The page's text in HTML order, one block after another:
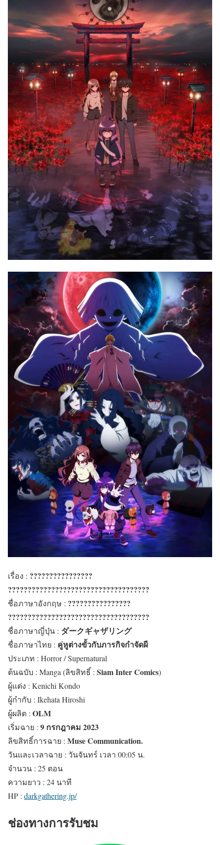
เรื่อง : ????????????????
????????????????????????????????????
ชื่อภาษาอังกฤษ : ????????????????
????????????????????????????????????
ชื่อภาษาญี่ปุ่น : ダークギャザリング
ชื่อภาษาไทย : คู่หูต่างขั้วกับภารกิจกำจัดผี
ประเภท : Horror / Supernatural
ต้นฉบับ : Manga (ลิขสิทธิ์ : Siam Inter Comics)
ผู้แต่ง : Kenichi Kondo
ผู้กำกับ : Ikehata Hiroshi
ผู้ผลิต : OLM
เริ่มฉาย : 9 กรกฎาคม 2023
ลิขสิทธิ์การฉาย : Muse Communication.
วันและเวลาฉาย : วันจันทร์ เวลา 00:05 น.
จำนวน : 25 ตอน
ความยาว : 24 นาที
HP : darkgathering.jp/
ช่องทางการรับชม